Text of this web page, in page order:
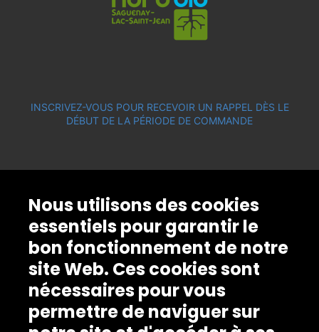
INSCRIVEZ-VOUS POUR RECEVOIR UN RAPPEL DÈS LE
DÉBUT DE LA PÉRIODE DE COMMANDE
Nous utilisons des cookies
essentiels pour garantir le
bon fonctionnement de notre
site Web. Ces cookies sont
nécessaires pour vous
permettre de naviguer sur